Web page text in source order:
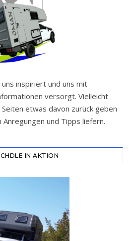
inspiriert und uns mit
versorgt. Vielleicht
etwas davon zurück geben
und Tipps liefern.
IN AKTION